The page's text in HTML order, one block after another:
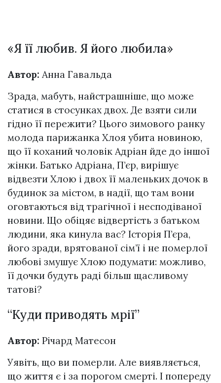
«Я її любив. Я його любила»
Автор: Анна Гавальда
Зрада, мабуть, найстрашніше, що може
статися в стосунках двох. Де взяти сили
гідно її пережити? Цього зимового ранку
молода парижанка Хлоя убита новиною,
що її коханий чоловік Адріан йде до іншої
жінки. Батько Адріана, П’єр, вирішує
відвезти Хлою і двох її маленьких дочок в
будинок за містом, в надії, що там вони
оговтаються від трагічної і несподіваної
новини. Що обіцяє відвертість з батьком
людини, яка кинула вас? Історія П’єра,
його зради, врятованої сім’ї і не померлої
любові змушує Хлою подумати: можливо,
її дочки будуть раді більш щасливому
татові?
“Куди приводять мрії”
Автор: Річард Матесон
Уявіть, що ви померли. Але виявляється,
що життя є і за порогом смерті. І попереду